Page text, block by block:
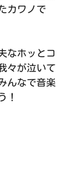
カワノで
なホッとコ
々が泣いて
んなで音楽
！